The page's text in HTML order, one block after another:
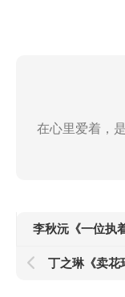
在心里爱着，
李秋沅《一位执
丁之琳《卖花